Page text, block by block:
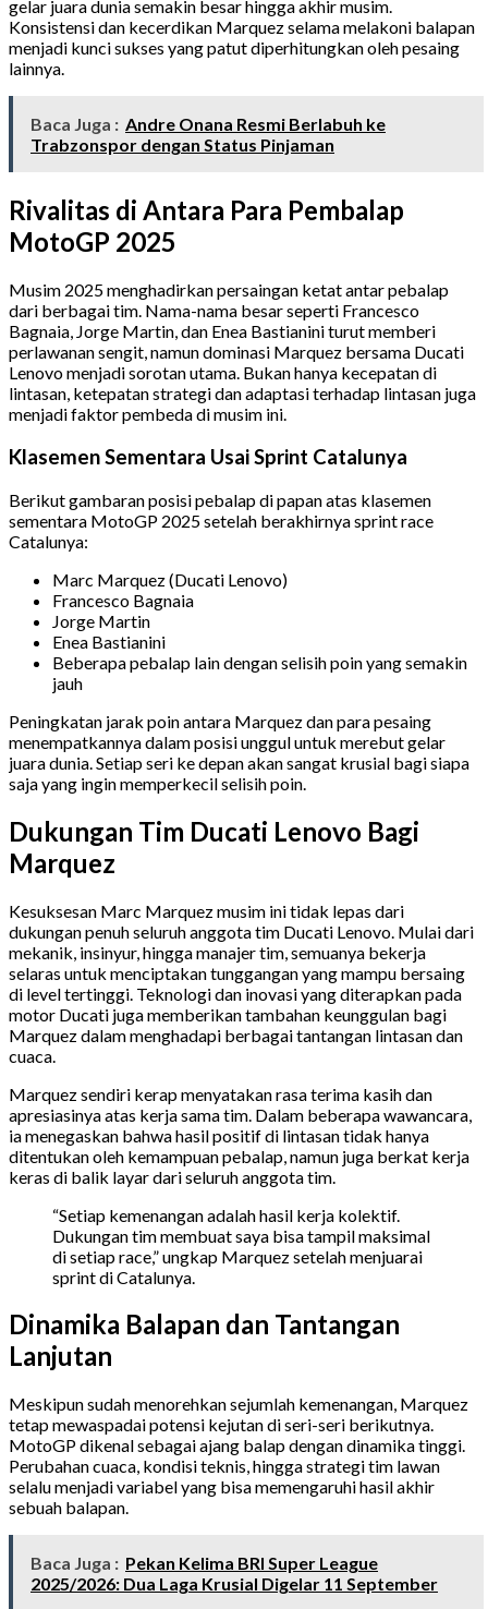
gelar juara dunia semakin besar hingga akhir musim.
Konsistensi dan kecerdikan Marquez selama melakoni balapan
menjadi kunci sukses yang patut diperhitungkan oleh pesaing
lainnya.
Baca Juga : Andre Onana Resmi Berlabuh ke
Trabzonspor dengan Status Pinjaman
Rivalitas di Antara Para Pembalap
MotoGP 2025
Musim 2025 menghadirkan persaingan ketat antar pebalap
dari berbagai tim. Nama-nama besar seperti Francesco
Bagnaia, Jorge Martin, dan Enea Bastianini turut memberi
perlawanan sengit, namun dominasi Marquez bersama Ducati
Lenovo menjadi sorotan utama. Bukan hanya kecepatan di
lintasan, ketepatan strategi dan adaptasi terhadap lintasan juga
menjadi faktor pembeda di musim ini.
Klasemen Sementara Usai Sprint Catalunya
Berikut gambaran posisi pebalap di papan atas klasemen
sementara MotoGP 2025 setelah berakhirnya sprint race
Catalunya:
Marc Marquez (Ducati Lenovo)
Francesco Bagnaia
Jorge Martin
Enea Bastianini
Beberapa pebalap lain dengan selisih poin yang semakin
jauh
Peningkatan jarak poin antara Marquez dan para pesaing
menempatkannya dalam posisi unggul untuk merebut gelar
juara dunia. Setiap seri ke depan akan sangat krusial bagi siapa
saja yang ingin memperkecil selisih poin.
Dukungan Tim Ducati Lenovo Bagi
Marquez
Kesuksesan Marc Marquez musim ini tidak lepas dari
dukungan penuh seluruh anggota tim Ducati Lenovo. Mulai dari
mekanik, insinyur, hingga manajer tim, semuanya bekerja
selaras untuk menciptakan tunggangan yang mampu bersaing
di level tertinggi. Teknologi dan inovasi yang diterapkan pada
motor Ducati juga memberikan tambahan keunggulan bagi
Marquez dalam menghadapi berbagai tantangan lintasan dan
cuaca.
Marquez sendiri kerap menyatakan rasa terima kasih dan
apresiasinya atas kerja sama tim. Dalam beberapa wawancara,
ia menegaskan bahwa hasil positif di lintasan tidak hanya
ditentukan oleh kemampuan pebalap, namun juga berkat kerja
keras di balik layar dari seluruh anggota tim.
“Setiap kemenangan adalah hasil kerja kolektif.
Dukungan tim membuat saya bisa tampil maksimal
di setiap race,” ungkap Marquez setelah menjuarai
sprint di Catalunya.
Dinamika Balapan dan Tantangan
Lanjutan
Meskipun sudah menorehkan sejumlah kemenangan, Marquez
tetap mewaspadai potensi kejutan di seri-seri berikutnya.
MotoGP dikenal sebagai ajang balap dengan dinamika tinggi.
Perubahan cuaca, kondisi teknis, hingga strategi tim lawan
selalu menjadi variabel yang bisa memengaruhi hasil akhir
sebuah balapan.
Baca Juga : Pekan Kelima BRI Super League
2025/2026: Dua Laga Krusial Digelar 11 September